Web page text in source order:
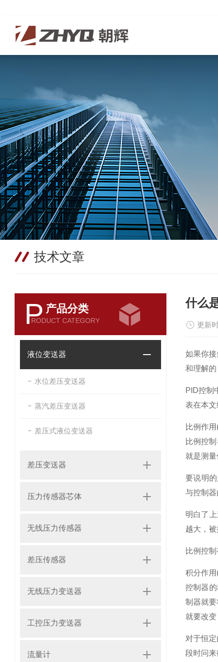
技术文章
P 产品分类
RODUCT CATEGORY
液位变送器
水位差压变送器
蒸汽差压变送器
差压式液位变送器
差压变送器
压力传感器芯体
无线压力传感器
差压传感器
无线压力变送器
工控压力变送器
流量计
什么
更新
如果你
和理解
PID控制
表在本
比例作
比例控
就是测
要说明
与控制
明白了
越大，
比例控
积分作用
控制器
制器就
就要改
对于恒
段时问